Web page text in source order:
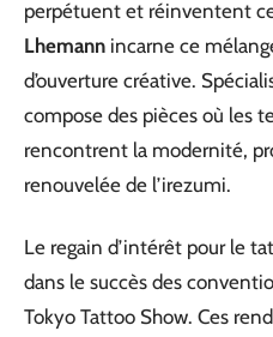
perpétuent et réinventent
Lhemann incarne ce
d’ouverture créative.
compose des pièces où les
rencontrent la modernité,
renouvelée de l’irezumi.
Le regain d’intérêt pour le
dans le succès des
Tokyo Tattoo Show. Ces